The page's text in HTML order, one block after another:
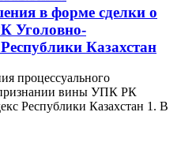
в форме сделки о
Уголовно-
Казахстан
процессуального
признании вины УПК РК
Республики Казахстан 1. В